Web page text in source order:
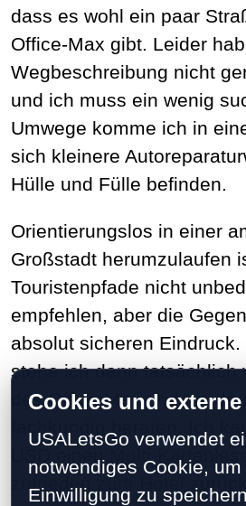
dass es wohl ein paar
Office-Max gibt. Leider
Wegbeschreibung nicht
und ich muss ein wenig
Umwege komme ich in
sich kleinere
Hülle und Fülle befinden.
Orientierungslos in einer
Großstadt herumzulaufen
Touristenpfade nicht
empfehlen, aber die
absolut sicheren Eindruck.
stehe ich dann tatsächlich
des Office Max und werde
fachkundig beraten. Ich
USD einen Multi-
zufrieden zum Hotel zurück.
Cookies und
USALetsGo verwendet
notwendiges Cookie, um
Einwilligung zu